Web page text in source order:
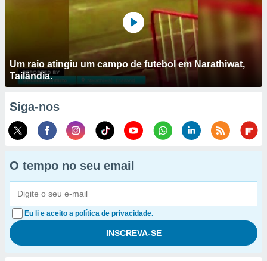
Um raio atingiu um campo de futebol em Narathiwat,
Tailândia.
Siga-nos
O tempo no seu email
Eu li e aceito a política de privacidade.